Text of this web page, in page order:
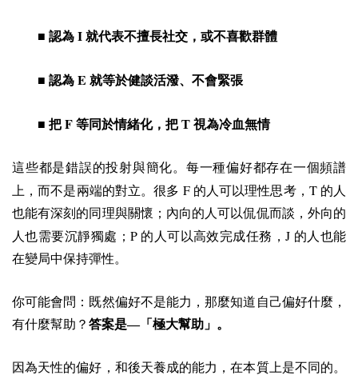
■ 認為 I 就代表不擅長社交，或不喜歡群體
■ 認為 E 就等於健談活潑、不會緊張
■ 把 F 等同於情緒化，把 T 視為冷血無情
這些都是錯誤的投射與簡化。每一種偏好都存在一個頻譜
上，而不是兩端的對立。很多 F的人可以理性思考， T的人
也能有深刻的同理與關懷；內向的人可以侃侃而談，外向的
人也需要沉靜獨處； P的人可以高效完成任務，J 的人也能
在變局中保持彈性。
你可能會問：既然偏好不是能力，那麼知道自己偏好什麼，
有什麼幫助？ 答案是—「極大幫助」。
因為天性的偏好，和後天養成的能力，在本質上是不同的。